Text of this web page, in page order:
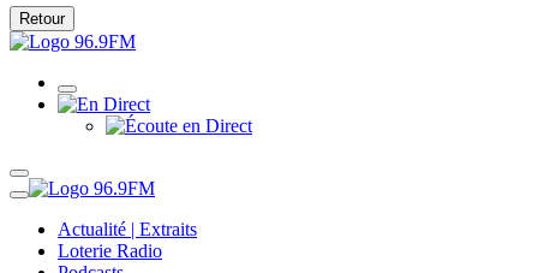
Retour
Actualité | Extraits
Loterie Radio